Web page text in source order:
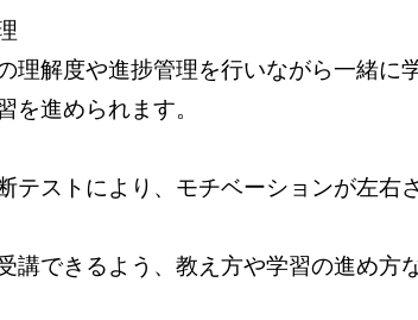
理解度や進捗管理を行いながら一緒に
を進められます。
テストにより、モチベーションが左右
講できるよう、教え方や学習の進め方